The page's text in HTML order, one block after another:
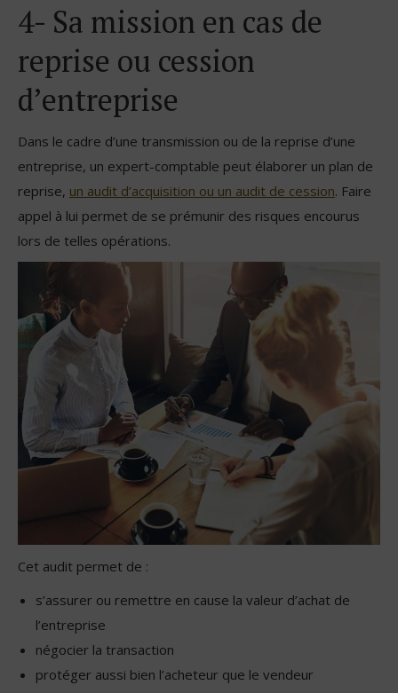
4- Sa mission en cas de
reprise ou cession
d’entreprise
Dans le cadre d’une transmission ou de la reprise d’une
entreprise, un expert-comptable peut élaborer un plan de
reprise, un audit d’acquisition ou un audit de cession. Faire
appel à lui permet de se prémunir des risques encourus
lors de telles opérations.
Cet audit permet de :
s’assurer ou remettre en cause la valeur d’achat de
l’entreprise
négocier la transaction
protéger aussi bien l’acheteur que le vendeur